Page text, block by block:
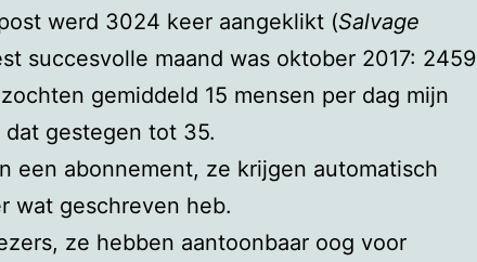
werd 3024 keer aangeklikt (Salvage
succesvolle maand was oktober 2017: 2459
gemiddeld 15 mensen per dag mijn
dat gestegen tot 35.
een abonnement, ze krijgen automatisch
wat geschreven heb.
ze hebben aantoonbaar oog voor